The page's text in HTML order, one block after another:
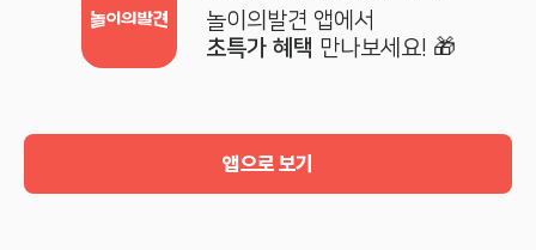
놀이의발견 앱에서
초특가 혜택 만나보세요! 🎁
앱으로 보기